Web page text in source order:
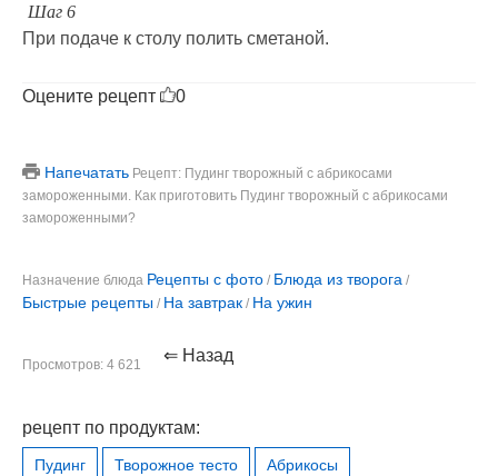
Шаг 6
При подаче к столу полить сметаной.
Оцените рецепт 0
Напечатать Рецепт: Пудинг творожный с абрикосами
замороженными. Как приготовить Пудинг творожный с абрикосами
замороженными?
Назначение блюда Рецепты с фото / Блюда из творога /
Быстрые рецепты / На завтрак / На ужин
Просмотров: 4 621 ⇐ Назад
рецепт по продуктам:
Пудинг Творожное тесто
Абрикосы